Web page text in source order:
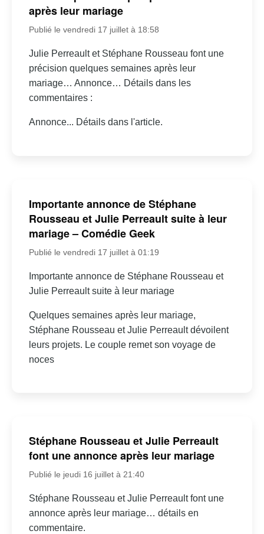
après leur mariage
Publié le vendredi 17 juillet à 18:58
Julie Perreault et Stéphane Rousseau font une
précision quelques semaines après leur
mariage… Annonce… Détails dans les
commentaires :
Annonce... Détails dans l'article.
Importante annonce de Stéphane
Rousseau et Julie Perreault suite à leur
mariage – Comédie Geek
Publié le vendredi 17 juillet à 01:19
Importante annonce de Stéphane Rousseau et
Julie Perreault suite à leur mariage
Quelques semaines après leur mariage,
Stéphane Rousseau et Julie Perreault dévoilent
leurs projets. Le couple remet son voyage de
noces
Stéphane Rousseau et Julie Perreault
font une annonce après leur mariage
Publié le jeudi 16 juillet à 21:40
Stéphane Rousseau et Julie Perreault font une
annonce après leur mariage… détails en
commentaire.